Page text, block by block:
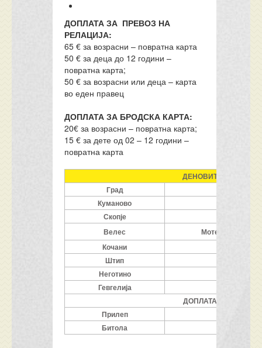
ДОПЛАТА ЗА ПРЕВОЗ НА
РЕЛАЦИЈА:
65 € за возрасни – повратна карта
50 € за деца до 12 години –
повратна карта;
50 € за возрасни или деца – карта
во еден правец
ДОПЛАТА ЗА БРОДСКА КАРТА:
20€ за возрасни – повратна карта;
15 € за дете од 02 – 12 години –
повратна карта
ДЕНОВИТЕ ДАДЕНИ
Град
Куманово
Скопје
Велес
Мотел
Кочани
Штип
Неготино
Гевгелија
ДОПЛАТА ЗА
Прилеп
Битола